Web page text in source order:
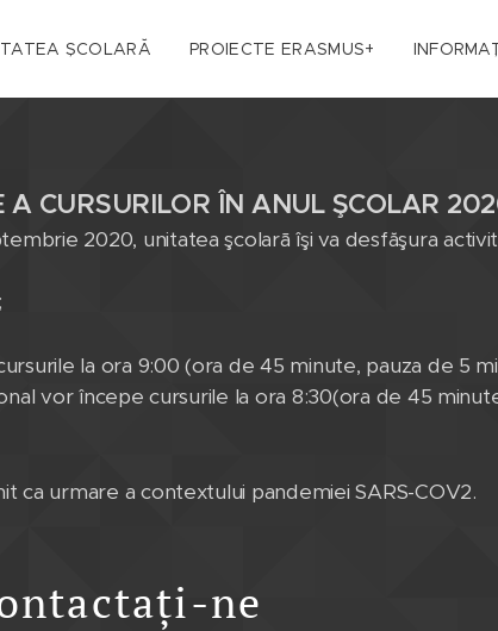
ȘCOLARĂ PROIECTE ERASMUS+
CURSURILOR ÎN ANUL ŞCOLAR
2020, unitatea şcolarā îşi va desfăşura
la ora 9:00 (ora de 45 minute, pauza de 5
vor începe cursurile la ora 8:30(ora de 45
ca urmare a contextului pandemiei SARS-COV2.
ne